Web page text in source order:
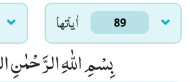
اٰياتها 89
بِسْمِ اللّٰهِ الرَّحْمٰنِ